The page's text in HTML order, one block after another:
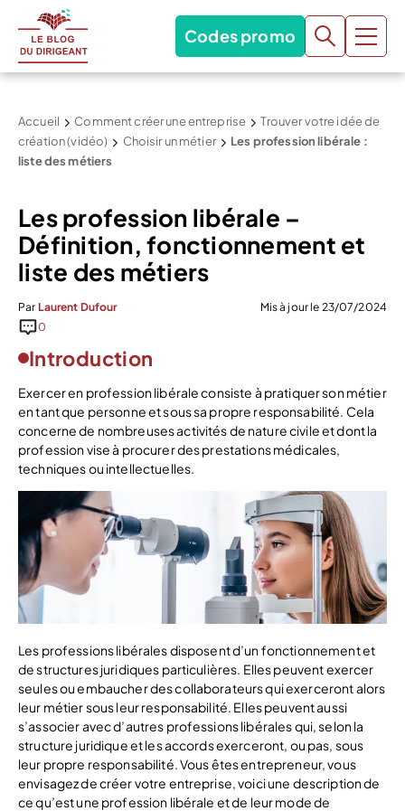
Codes promo
Accueil Comment créer une entreprise
Trouver votre idée de
création (vidéo)
Choisir un métier
Les profession libérale :
liste des métiers
Les profession libérale –
Définition, fonctionnement et
liste des métiers
Par Laurent Dufour
Mis à jour le 23/07/2024
0
Introduction
Exercer en profession libérale consiste à pratiquer son métier
en tant que personne et sous sa propre responsabilité. Cela
concerne de nombreuses activités de nature civile et dont la
profession vise à procurer des prestations médicales,
techniques ou intellectuelles.
Les professions libérales disposent d’un fonctionnement et
de structures juridiques particulières. Elles peuvent exercer
seules ou embaucher des collaborateurs qui exerceront alors
leur métier sous leur responsabilité. Elles peuvent aussi
s’associer avec d’autres professions libérales qui, selon la
structure juridique et les accords exerceront, ou pas, sous
leur propre responsabilité. Vous êtes entrepreneur, vous
envisagez de créer votre entreprise, voici une description de
ce qu’est une profession libérale et de leur mode de